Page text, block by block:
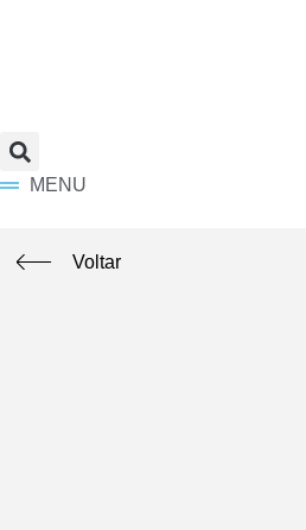
MENU
Voltar